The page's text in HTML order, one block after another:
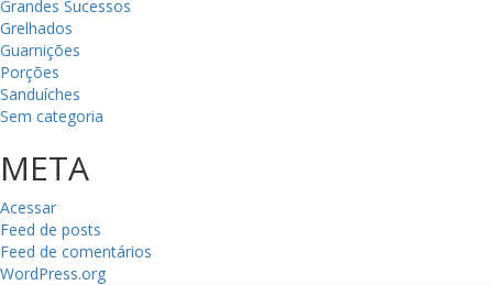
Grandes Sucessos
Grelhados
Guarnições
Porções
Sanduíches
Sem categoria
META
Acessar
Feed de posts
Feed de comentários
WordPress.org